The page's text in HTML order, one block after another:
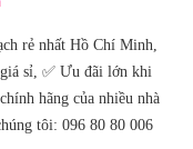
rẻ nhất Hồ Chí Minh,
giá sỉ, ✅ Ưu đãi lớn khi
hãng của nhiều nhà
tôi: 096 80 80 006